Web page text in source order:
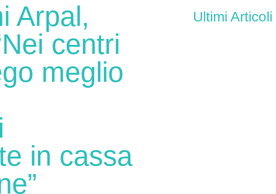
Arpal,
centri
meglio
in cassa
Ultimi Articoli